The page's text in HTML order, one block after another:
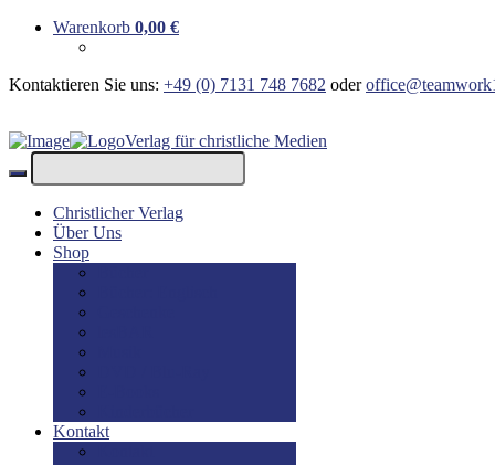
Warenkorb 0,00 €
Kontaktieren Sie uns: +49 (0) 7131 748 7682 oder
Verlag für christliche Medien
Christlicher Verlag
Über Uns
Shop
Kontakt